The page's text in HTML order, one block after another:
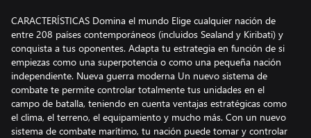
CARACTERÍSTICAS Domina el mundo Elige cualquier nación de
entre 208 países contemporáneos (incluidos Sealand y Kiribati) y
conquista a tus oponentes. Adapta tu estrategia en función de si
empiezas como una superpotencia o como una pequeña nación
independiente. Nueva guerra moderna Un nuevo sistema de
combate te permite controlar totalmente tus unidades en el
campo de batalla, teniendo en cuenta ventajas estratégicas como
el clima, el terreno, el equipamiento y mucho más. Con un nuevo
sistema de combate marítimo, tu nación puede tomar y controlar